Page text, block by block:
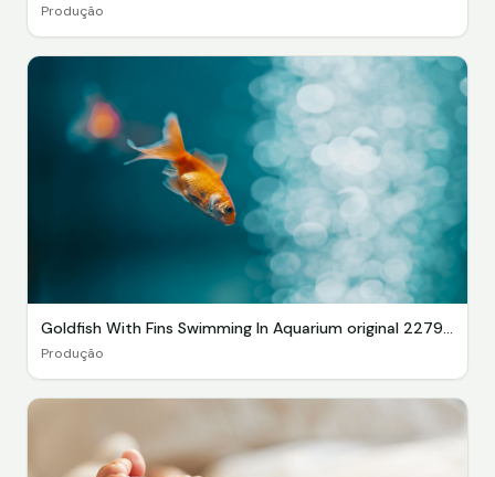
Produção
Goldfish With Fins Swimming In Aquarium original 2279334
Produção